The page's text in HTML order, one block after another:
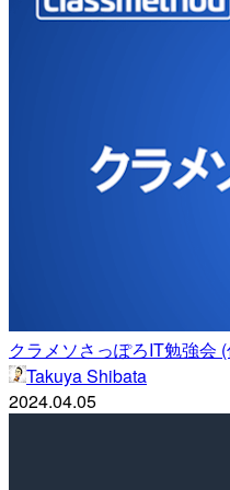
クラメソさっぽろIT勉強会
Takuya Shibata
2024.04.05